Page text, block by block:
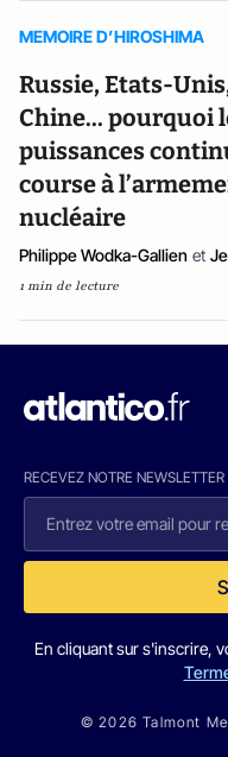
MEMOIRE D’HIROSHIMA
Russie, Etats-
Chine... pourquoi
puissances
course à
nucléaire
Philippe Wodka-Gallien et
1 min de lecture
RECEVEZ NOTRE NEWSLETTER
En cliquant sur s'inscrire,
© 2026 Talmont